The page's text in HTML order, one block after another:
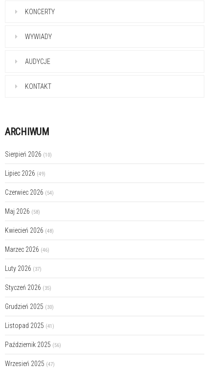
KONCERTY
WYWIADY
AUDYCJE
KONTAKT
ARCHIWUM
Sierpień 2026 (10)
Lipiec 2026 (49)
Czerwiec 2026 (54)
Maj 2026 (58)
Kwiecień 2026 (48)
Marzec 2026 (46)
Luty 2026 (37)
Styczeń 2026 (35)
Grudzień 2025 (30)
Listopad 2025 (41)
Październik 2025 (56)
Wrzesień 2025 (47)